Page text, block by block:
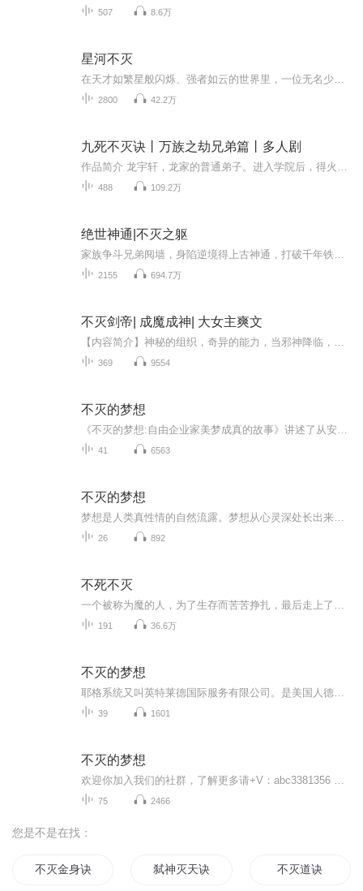
507 8.6万
星河不灭
2800 42.2万
九死不灭诀丨万族之劫兄弟篇丨多人剧
488 109.2万
绝世神通|不灭之躯
2155 694.7万
不灭剑帝| 成魔成神| 大女主爽文
369 9554
不灭的梦想
41 6563
不灭的梦想
26 892
不死不灭
191 36.6万
不灭的梦想
39 1601
不灭的梦想
75 2466
您是不是在找：
不灭金身诀 弑神灭天诀 不灭道诀